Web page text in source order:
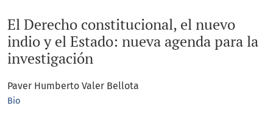
El Derecho constitucional, el nuevo
indio y el Estado: nueva agenda para la
investigación
Paver Humberto Valer Bellota
Bio